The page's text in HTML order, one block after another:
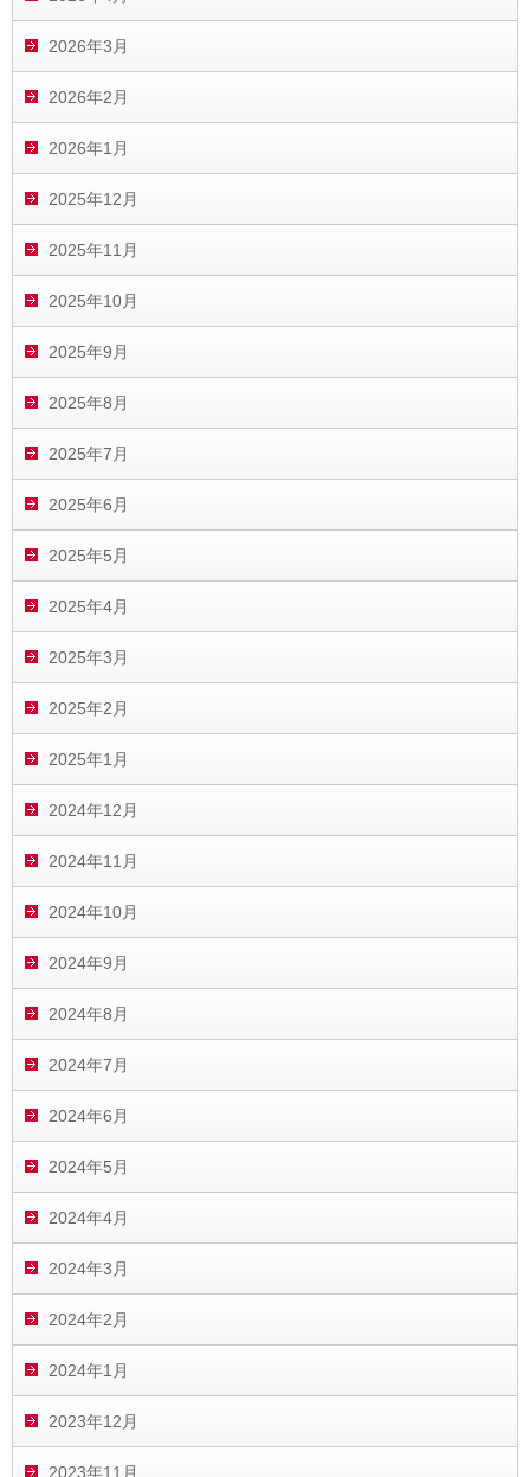
2026年3月
2026年2月
2026年1月
2025年12月
2025年11月
2025年10月
2025年9月
2025年8月
2025年7月
2025年6月
2025年5月
2025年4月
2025年3月
2025年2月
2025年1月
2024年12月
2024年11月
2024年10月
2024年9月
2024年8月
2024年7月
2024年6月
2024年5月
2024年4月
2024年3月
2024年2月
2024年1月
2023年12月
2023年11月